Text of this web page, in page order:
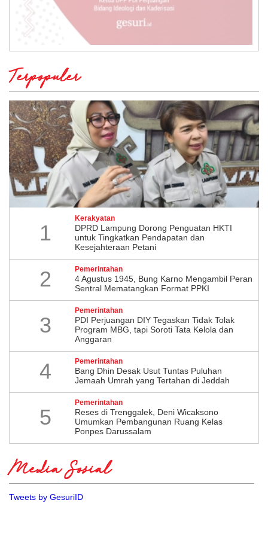
Terpopuler
1
Kerakyatan
DPRD Lampung Dorong Penguatan HKTI
untuk Tingkatkan Pendapatan dan
Kesejahteraan Petani
2 Pemerintahan
4 Agustus 1945, Bung Karno Mengambil Peran
Sentral Mematangkan Format PPKI
3
Pemerintahan
PDI Perjuangan DIY Tegaskan Tidak Tolak
Program MBG, tapi Soroti Tata Kelola dan
Anggaran
4 Pemerintahan
Bang Dhin Desak Usut Tuntas Puluhan
Jemaah Umrah yang Tertahan di Jeddah
5
Pemerintahan
​Reses di Trenggalek, Deni Wicaksono
Umumkan Pembangunan Ruang Kelas
Ponpes Darussalam
Media Sosial
Tweets by GesuriID